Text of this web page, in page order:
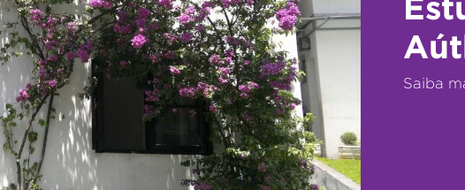
Saiba